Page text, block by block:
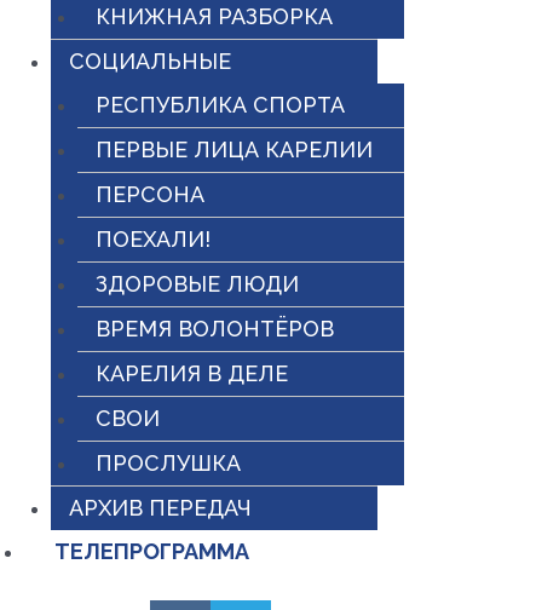
КНИЖНАЯ РАЗБОРКА
СОЦИАЛЬНЫЕ
РЕСПУБЛИКА СПОРТА
ПЕРВЫЕ ЛИЦА КАРЕЛИИ
ПЕРСОНА
ПОЕХАЛИ!
ЗДОРОВЫЕ ЛЮДИ
ВРЕМЯ ВОЛОНТЁРОВ
КАРЕЛИЯ В ДЕЛЕ
СВОИ
ПРОСЛУШКА
АРХИВ ПЕРЕДАЧ
ТЕЛЕПРОГРАММА